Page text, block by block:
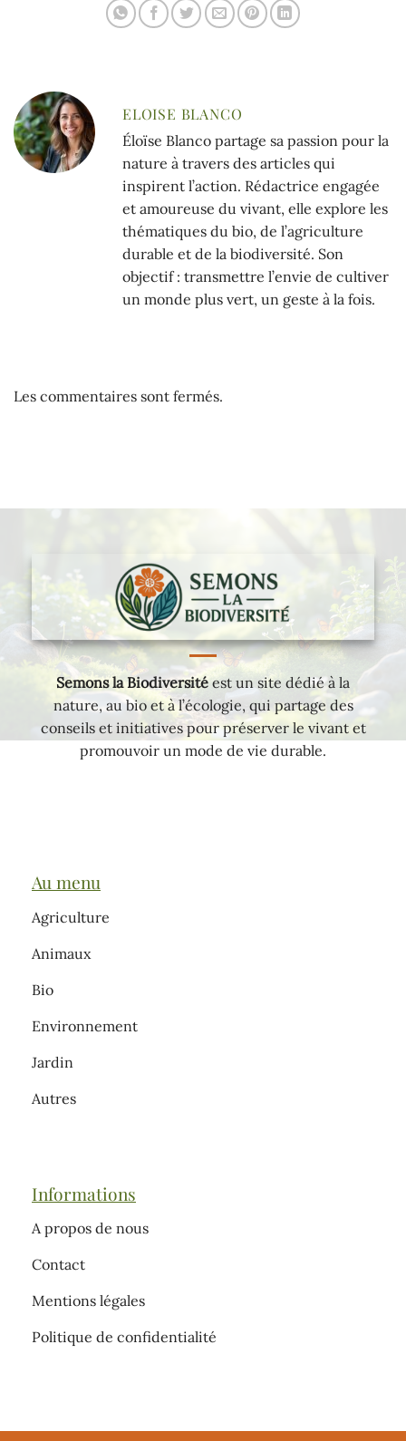
ELOISE BLANCO
Éloïse Blanco partage sa passion pour la
nature à travers des articles qui
inspirent l’action. Rédactrice engagée
et amoureuse du vivant, elle explore les
thématiques du bio, de l’agriculture
durable et de la biodiversité. Son
objectif : transmettre l’envie de cultiver
un monde plus vert, un geste à la fois.
Les commentaires sont fermés.
Semons la Biodiversité est un site dédié à la
nature, au bio et à l’écologie, qui partage des
conseils et initiatives pour préserver le vivant et
promouvoir un mode de vie durable.
Au menu
Agriculture
Animaux
Bio
Environnement
Jardin
Autres
Informations
A propos de nous
Contact
Mentions légales
Politique de confidentialité